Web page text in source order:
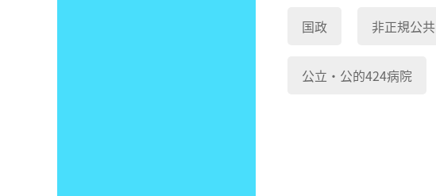
国政 非正規公共
公立・公的424病院